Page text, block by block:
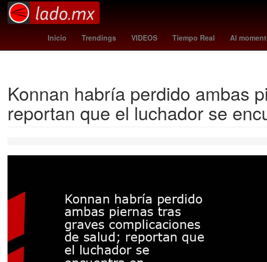
Inicio Trendings VIDEOS Tiempo Real Al
ley de amparo claudia sheinbaum real sociedad - alavés
Konnan habría perdido ambas
reportan que el luchador se